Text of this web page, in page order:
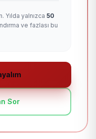
Yılda yalnızca 50
ve fazlası bu
Sor